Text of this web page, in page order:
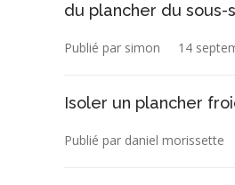
du plancher du
Publié par simon 14
Isoler un plancher
Publié par daniel morissette